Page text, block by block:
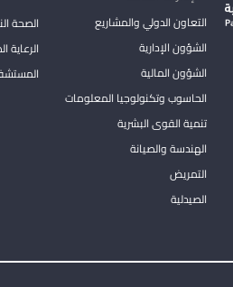
التعاون الدولي والمشاريع
الشؤون الإدارية
الشؤون المالية
الحاسوب وتكنولوجيا المعلومات
تنمية القوى البشرية
الهندسة والصيانة
التمريض
الصيدلية
الصحة
الرعاية